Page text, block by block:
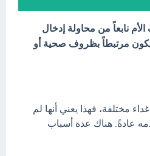
نابعاً من محاولة إدخال
يكون مرتبطاً بظروف صحية أو
مختلفة، فهذا يعني أنها لم
عادةً. هناك عدة أسباب